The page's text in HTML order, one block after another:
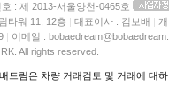
: 제 2013-서울양천-0465호
타워 11, 12층 대표이사 : 김보배
이메일 :
All rights reserved.
림은 차량 거래검토 및 거래에 대